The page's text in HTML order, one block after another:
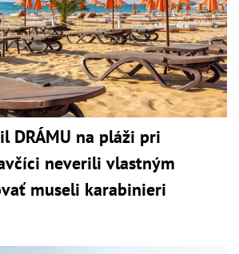
DRÁMU na pláži pri
neverili vlastným
museli karabinieri